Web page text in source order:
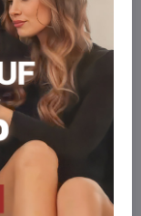
Sie einen5 %
angewendet.
als wir
die Ware für Sie